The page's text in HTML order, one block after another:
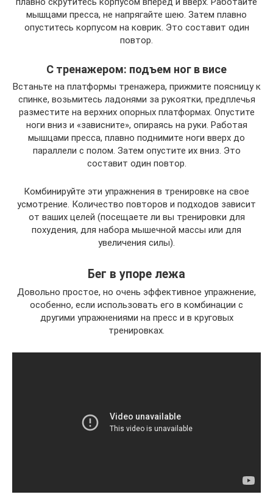
мышцами пресса, не напрягайте шею. Затем плавно
опуститесь корпусом на коврик. Это составит один
повтор.
С тренажером: подъем ног в висе
Встаньте на платформы тренажера, прижмите поясницу к
спинке, возьмитесь ладонями за рукоятки, предплечья
разместите на верхних опорных платформах. Опустите
ноги вниз и «зависните», опираясь на руки. Работая
мышцами пресса, плавно поднимите ноги вверх до
параллели с полом. Затем опустите их вниз. Это
составит один повтор.
Комбинируйте эти упражнения в тренировке на свое
усмотрение. Количество повторов и подходов зависит
от ваших целей (посещаете ли вы тренировки для
похудения, для набора мышечной массы или для
увеличения силы).
Бег в упоре лежа
Довольно простое, но очень эффективное упражнение,
особенно, если использовать его в комбинации с
другими упражнениями на пресс и в круговых
тренировках.